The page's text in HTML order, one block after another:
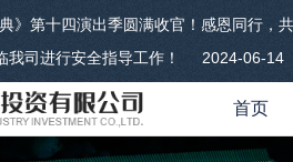
典》第十四演出季圆满收官！感恩同行，
2024-06-14
我司进行安全指导工作！
首页